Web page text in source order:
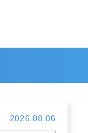
2026.08.06